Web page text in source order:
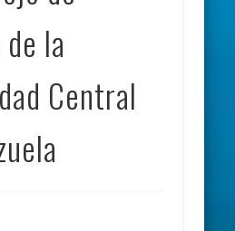
la
Central